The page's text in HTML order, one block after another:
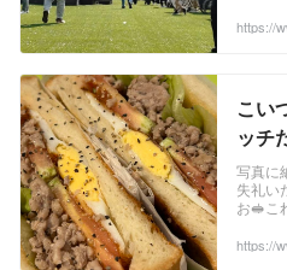
し早い
https://
2/
こい
ッチ
ネス
写真に
失礼い
お🥪こ
員が作
https://
2/